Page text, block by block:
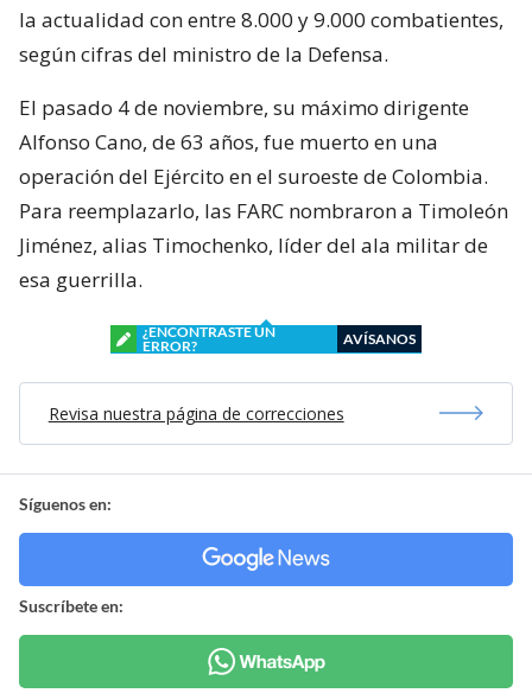
la actualidad con entre 8.000 y 9.000 combatientes,
según cifras del ministro de la Defensa.
El pasado 4 de noviembre, su máximo dirigente
Alfonso Cano, de 63 años, fue muerto en una
operación del Ejército en el suroeste de Colombia.
Para reemplazarlo, las FARC nombraron a Timoleón
Jiménez, alias Timochenko, líder del ala militar de
esa guerrilla.
¿ENCONTRASTE UN
ERROR?
AVÍSANOS
Revisa nuestra página de correcciones
Síguenos en:
Suscríbete en: